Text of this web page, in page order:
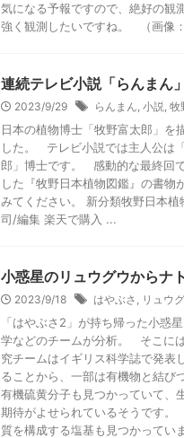
気になる予報ですので、絶好の観
強く観測したいですね。 （画像
連続テレビ小説「らんまん
2023/9/29 らんまん, 小説, 牧
日本の植物博士「牧野富太郎」を
した。 テレビ小説では主人公は
郎」博士です。 感動的な最終回
した『牧野日本植物図鑑』の書
みてください。 新分類牧野日本
司/編集 楽天で購入 ...
小惑星のリュウグウからナ
2023/9/18 はやぶさ , リュウ
「はやぶさ2」が持ち帰った小惑
学などのチームが分析。 そこに
究チームはイギリス科学誌で発
ることから、一部は有機物と結
有機硫黄分子も見つかっていて、
期待がよせられているそうです
質を構成する塩基も見つかってい